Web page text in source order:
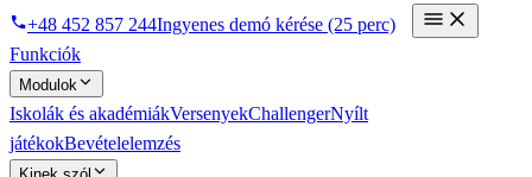
+48 452 857 244Ingyenes demó kérése (25 perc)
Funkciók
Modulok
Iskolák és akadémiákVersenyekChallengerNyílt
játékokBevételelemzés